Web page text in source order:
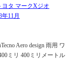
ヨタ マークXジオ
11月
Aero design 雨用 ワ
ミリ 400ミリメートル